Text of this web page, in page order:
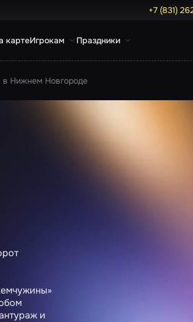
+7 (831)
картеИгрокам Праздники
Нижнем Новгороде
и